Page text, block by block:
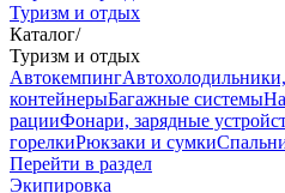
Туризм и отдых
Каталог/
Туризм и отдых
Автокемпинг
контейнерыБагажные системы
рацииФонари, зарядные
горелкиРюкзаки и сумки
Перейти в раздел
Экипировка